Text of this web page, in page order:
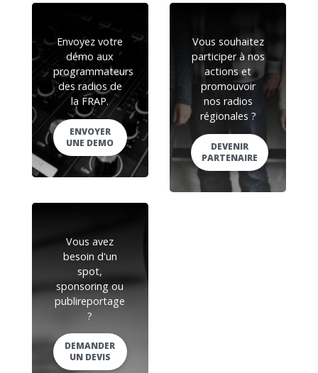
Envoyez votre
démo aux
programmateurs
des radios de
la FRAP.
ENVOYER
UNE DEMO
Vous souhaitez
participer à nos
actions et
promouvoir
nos radios
régionales ?
DEVENIR
PARTENAIRE
Vous avez
besoin d'un
spot,
sponsoring ou
publireportage
?
DEMANDER
UN DEVIS